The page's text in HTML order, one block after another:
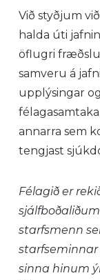
Við styðjum
halda úti
öflugri
samveru á
upplýsingar
annarra sem
tengjast
Félagið er
starfsmenn
sinna hinum